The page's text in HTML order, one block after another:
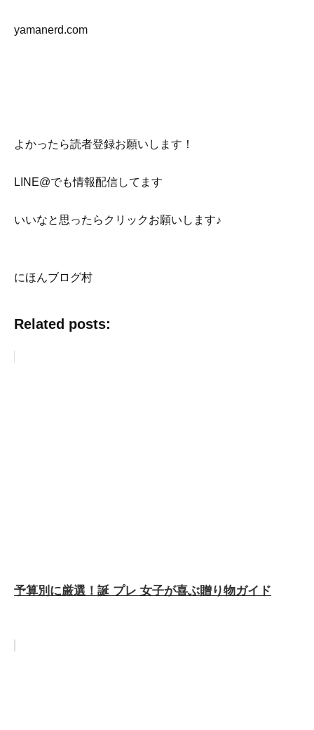
yamanerd.com
よかったら読者登録お願いします！
LINE@でも情報配信してます
いいなと思ったらクリックお願いします♪
にほんブログ村
Related posts:
予算別に厳選！誕 プレ 女子が喜ぶ贈り物ガイド